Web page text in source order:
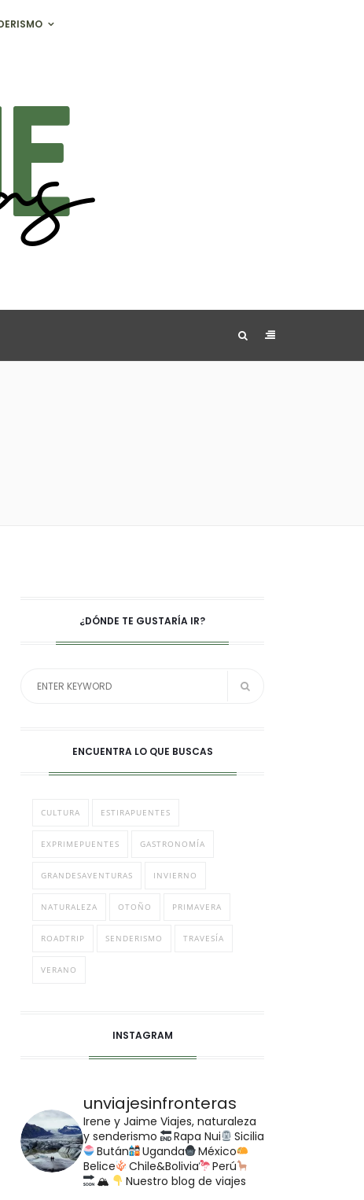
¿DÓNDE TE GUSTARÍA IR?
ENCUENTRA LO QUE BUSCAS
CULTURA ESTIRAPUENTES
EXPRIMEPUENTES GASTRONOMÍA
GRANDESAVENTURAS INVIERNO
NATURALEZA OTOÑO PRIMAVERA
ROADTRIP SENDERISMO TRAVESÍA
VERANO
INSTAGRAM
unviajesinfronteras
Irene y Jaime Viajes, naturaleza
y senderismo
Rapa Nui
Sicilia
Bután
Uganda
México
Belice
Chile&Bolivia
Perú
🏔
Nuestro blog de viajes